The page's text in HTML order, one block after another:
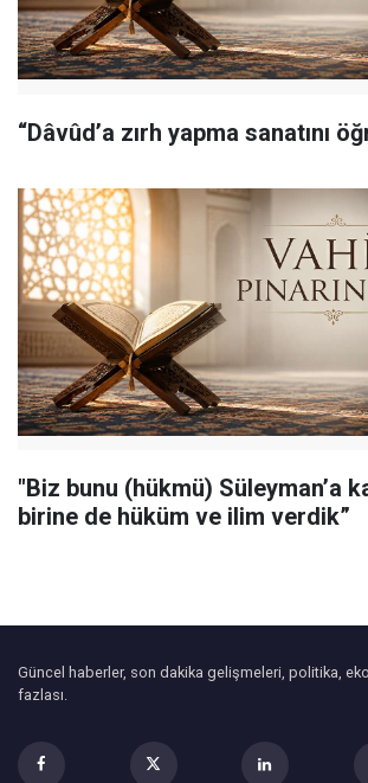
“Dâvûd’a zırh yapma sanatını
"Biz bunu (hükmü) Süleyman’a
birine de hüküm ve ilim verdik”
Güncel haberler, son dakika gelişmeleri, politika,
fazlası.